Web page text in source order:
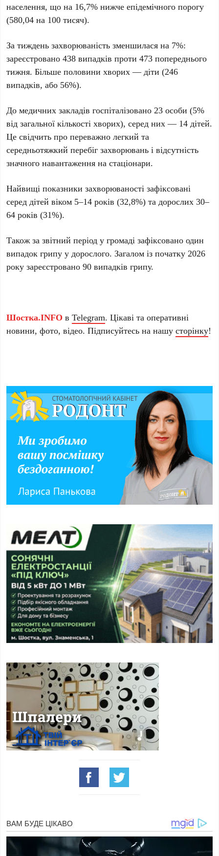
населення, що на 16,7% нижче епідемічного порогу
(580,04 на 100 тисяч).
За тиждень захворюваність зменшилася на 7%:
зареєстровано 438 випадків проти 473 попереднього
тижня. Більше половини хворих — діти (246
випадків, або 56%).
До медичних закладів госпіталізовано 23 особи (5%
від загальної кількості хворих), серед них — 14 дітей.
Це свідчить про переважно легкий та
середньотяжкий перебіг захворювань і відсутність
значного навантаження на стаціонари.
Найвищі показники захворюваності зафіксовані
серед дітей віком 5–14 років (32,8%) та дорослих 30–
64 років (31%).
Також за звітний період у громаді зафіксовано один
випадок грипу у дорослого. Загалом із початку 2026
року зареєстровано 90 випадків грипу.
Шостка.INFO вTelegram. Цікаві та оперативні
новини, фото, відео. Підписуйтесь на нашусторінку!